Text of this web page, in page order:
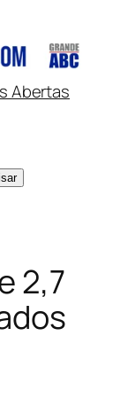
Abertas
2,7